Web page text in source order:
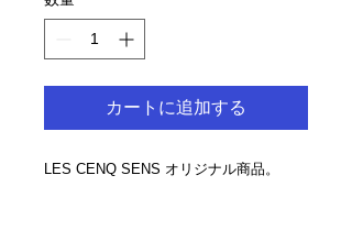
カートに追加する
LES CENQ SENS オリジナル商品。